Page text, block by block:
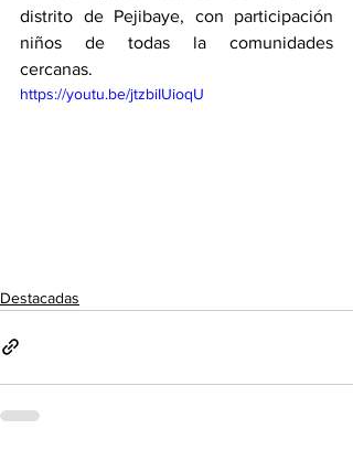
distrito de Pejibaye, con participación
niños de todas la comunidades
cercanas.
https://youtu.be/jtzbiIUioqU
Destacadas